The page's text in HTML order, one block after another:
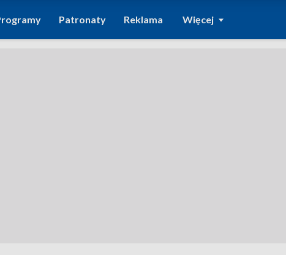
Patronaty Reklama Więcej